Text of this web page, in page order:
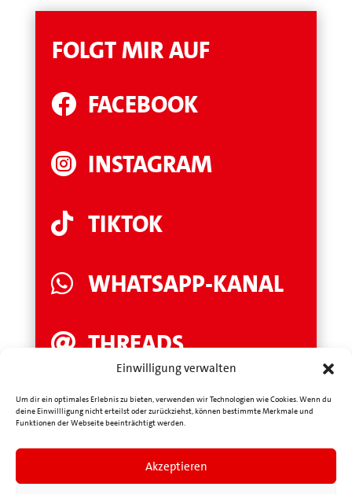
Einwilligung verwalten
Um dir ein optimales Erlebnis zu bieten, verwenden wir Technologien wie Cookies. Wenn du
deine Einwillligung nicht erteilst oder zurückziehst, können bestimmte Merkmale und
Funktionen der Webseite beeinträchtigt werden.
Akzeptieren
FOLGT MIR AUF
 FACEBOOK
 INSTAGRAM
 TIKTOK
 WHATSAPP-KANAL
 THREADS
 LINKEDIN
YOUTUBE